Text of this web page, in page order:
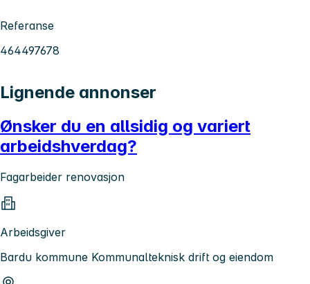
Referanse
464497678
Lignende annonser
Ønsker du en allsidig og variert
arbeidshverdag?
Fagarbeider renovasjon
Arbeidsgiver
Bardu kommune Kommunalteknisk drift og eiendom